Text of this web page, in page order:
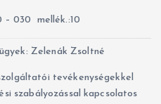
– 030 mellék.:10
Zelenák Zsoltné
tevékenységekkel
szabályozással kapcsolatos